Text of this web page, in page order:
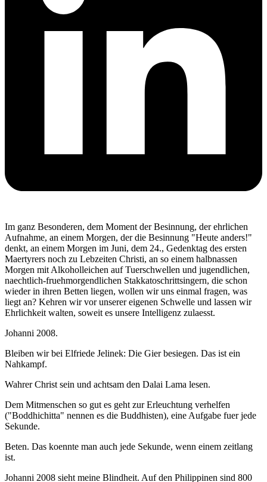
Im ganz Besonderen, dem Moment der Besinnung, der ehrlichen
Aufnahme, an einem Morgen, der die Besinnung "Heute anders!"
denkt, an einem Morgen im Juni, dem 24., Gedenktag des ersten
Maertyrers noch zu Lebzeiten Christi, an so einem halbnassen
Morgen mit Alkoholleichen auf Tuerschwellen und jugendlichen,
naechtlich-fruehmorgendlichen Stakkatoschrittsingern, die schon
wieder in ihren Betten liegen, wollen wir uns einmal fragen, was
liegt an? Kehren wir vor unserer eigenen Schwelle und lassen wir
Ehrlichkeit walten, soweit es unsere Intelligenz zulaesst.
Johanni 2008.
Bleiben wir bei Elfriede Jelinek: Die Gier besiegen. Das ist ein
Nahkampf.
Wahrer Christ sein und achtsam den Dalai Lama lesen.
Dem Mitmenschen so gut es geht zur Erleuchtung verhelfen
("Boddhichitta" nennen es die Buddhisten), eine Aufgabe fuer jede
Sekunde.
Beten. Das koennte man auch jede Sekunde, wenn einem zeitlang
ist.
Johanni 2008 sieht meine Blindheit. Auf den Philippinen sind 800